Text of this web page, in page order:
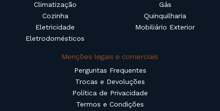
Climatização
Cozinha
Eletricidade
Eletrodomésticos
Gás
Quinquilharia
Mobiliário Exterior
Menções legais e comerciais
Perguntas Frequentes
Trocas e Devoluções
Política de Privacidade
Termos e Condições